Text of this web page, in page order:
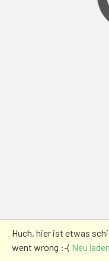
Huch, hier ist etwas
went wrong :-( Neu